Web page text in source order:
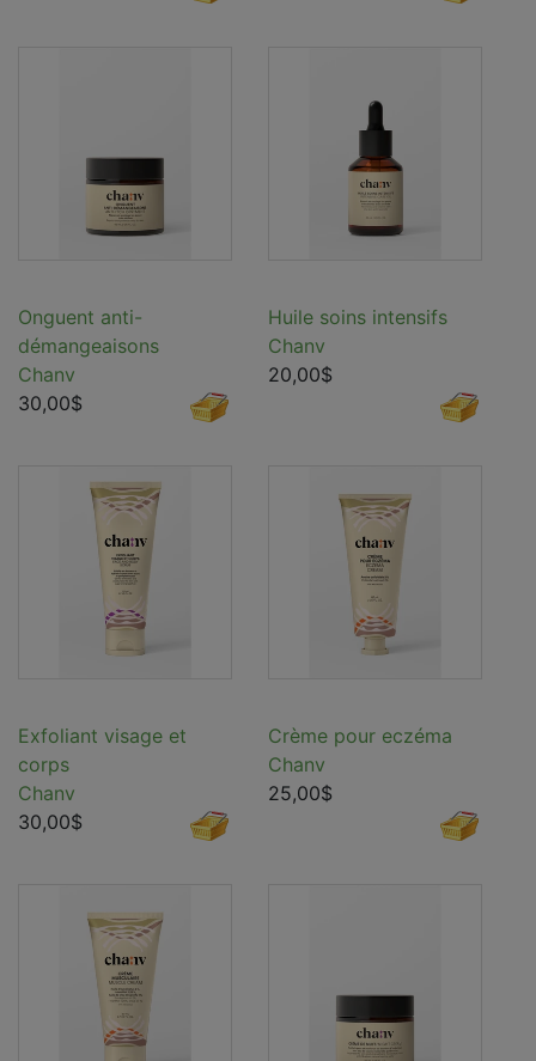
Onguent anti-
démangeaisons
Chanv
30,00$
Huile soins intensifs
Chanv
20,00$
Exfoliant visage et
corps
Chanv
30,00$
Crème pour eczéma
Chanv
25,00$